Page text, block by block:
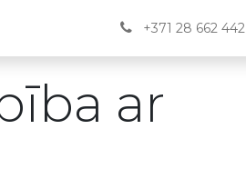
BUJ Kontakti
+371 28 662 442
ar